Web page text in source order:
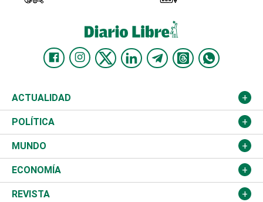
ACTUALIDAD
Nacional
Ciudad
Educación
Salud
POLÍTICA
Partidos
JCE
TSE
MUNDO
Estados Unidos
América Latina
ECONOMÍA
Finanzas
REVISTA